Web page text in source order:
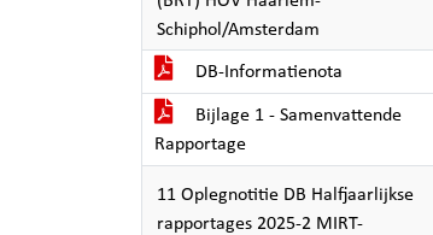
Schiphol/Amsterdam
DB-Informatienota
Bijlage 1 - Samenvattende
Rapportage
11 Oplegnotitie DB Halfjaarlijkse
rapportages 2025-2 MIRT-